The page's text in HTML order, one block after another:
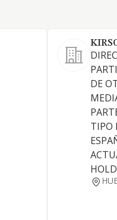
DE
TIPO